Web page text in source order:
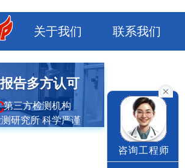
关于我们 联系我们
告多方认可
第三方检测机构
研究所 科学严谨
咨询工程师